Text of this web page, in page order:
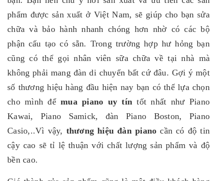
phẩm được sản xuất ở Việt Nam, sẽ giúp cho bạn sửa
chữa và bảo hành nhanh chóng hơn nhờ có các bộ
phận cấu tạo có sẵn. Trong trường hợp hư hỏng bạn
cũng có thể gọi nhân viên sữa chữa về tại nhà mà
không phải mang đàn di chuyển bất cứ đâu. Gợi ý một
số thương hiệu hàng đầu hiện nay bạn có thể lựa chọn
cho mình đểmua piano uy tíntốt nhất như Piano
Kawai, Piano Samick, đàn Piano Boston, Piano
Casio,..Vì vậy, thương hiệu đàn pianocần có độ tin
cậy cao sẽ tỉ lệ thuận với chất lượng sản phẩm và độ
bền cao.